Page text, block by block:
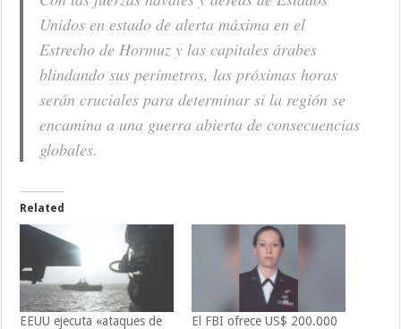
Unidos en estado de alerta máxima en el
Estrecho de Hormuz y las capitales árabes
blindando sus perímetros, las próximas horas
serán cruciales para determinar si la región se
encamina a una guerra abierta de consecuencias
globales.
Related
EEUU ejecuta «ataques de
El FBI ofrece US$ 200.000